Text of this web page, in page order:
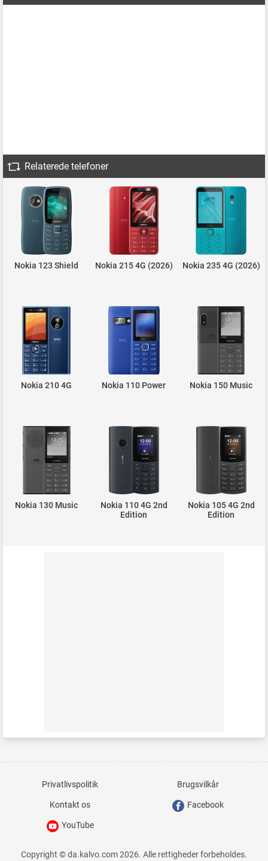
Relaterede telefoner
Nokia 123 Shield Nokia 215 4G (2026) Nokia 235 4G (2026)
Nokia 210 4G Nokia 110 Power Nokia 150 Music
Nokia 130 Music
Nokia 110 4G 2nd
Edition
Nokia 105 4G 2nd
Edition
Privatlivspolitik Brugsvilkår
Kontakt os Facebook
YouTube
Copyright © da.kalvo.com 2026. Alle rettigheder forbeholdes.